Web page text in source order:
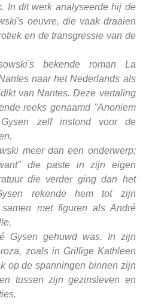
In dit werk analyseerde hij de
oeuvre, die vaak draaien
en de transgressie van de
bekende roman La
naar het Nederlands als
van Nantes. Deze vertaling
reeks genaamd "Anoniem
zelf instond voor de
meer dan een onderwerp;
die paste in zijn eigen
die verder ging dan het
rekende hem tot zijn
met figuren als André
Gysen gehuwd was. In zijn
zoals in Grillige Kathleen
op de spanningen binnen zijn
tussen zijn gezinsleven en